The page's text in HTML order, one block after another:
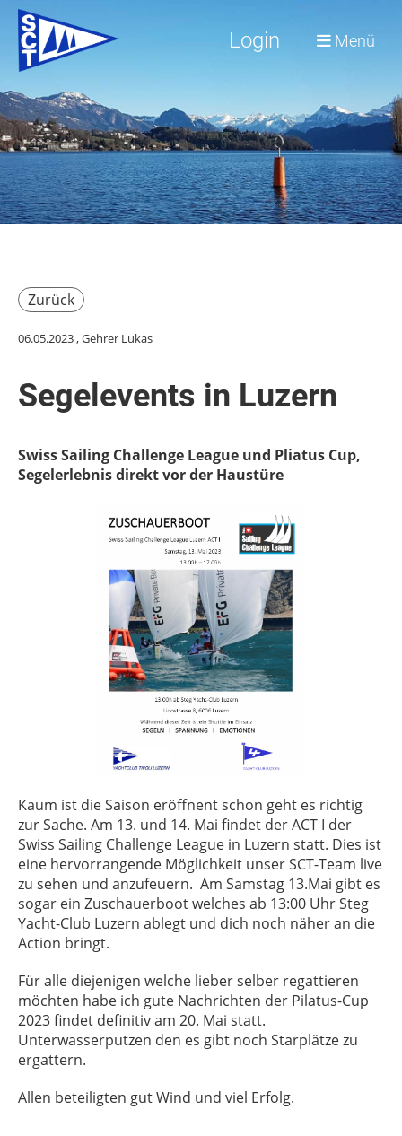
Login Menü
Zurück
06.05.2023, Gehrer Lukas
Segelevents in Luzern
Swiss Sailing Challenge League und Pliatus Cup,
Segelerlebnis direkt vor der Haustüre
Kaum ist die Saison eröffnent schon geht es richtig
zur Sache. Am 13. und 14. Mai findet der ACT I der
Swiss Sailing Challenge League in Luzern statt. Dies ist
eine hervorrangende Möglichkeit unser SCT-Team live
zu sehen und anzufeuern. Am Samstag 13.Mai gibt es
sogar ein Zuschauerboot welches ab 13:00 Uhr Steg
Yacht-Club Luzern ablegt und dich noch näher an die
Action bringt.
Für alle diejenigen welche lieber selber regattieren
möchten habe ich gute Nachrichten der Pilatus-Cup
2023 findet definitiv am 20. Mai statt.
Unterwasserputzen den es gibt noch Starplätze zu
ergattern.
Allen beteiligten gut Wind und viel Erfolg.